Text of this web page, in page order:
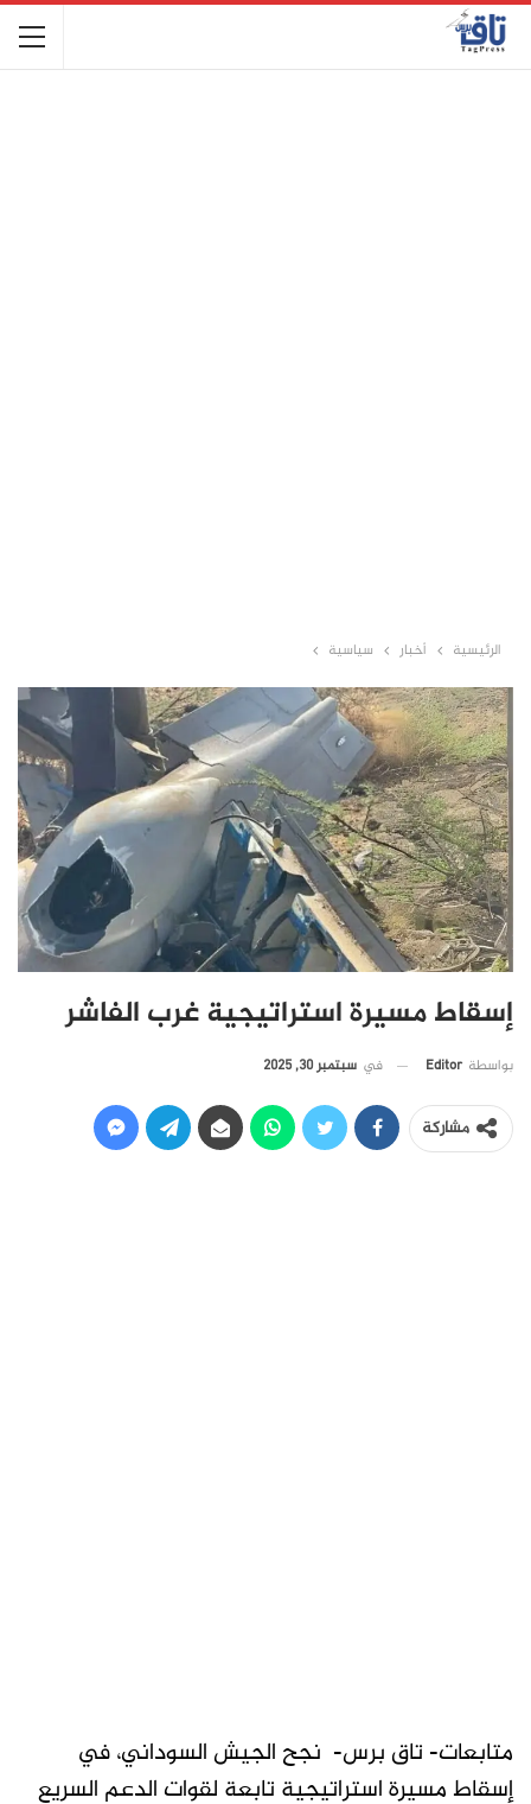
الرئيسية أخبار سياسية
إسقاط مسيرة استراتيجية غرب الفاشر
بواسطة Editor في سبتمبر 30, 2025
مشاركة
متابعات- تاق برس- نجح الجيش السوداني، في
إسقاط مسيرة استراتيجية تابعة لقوات الدعم السريع